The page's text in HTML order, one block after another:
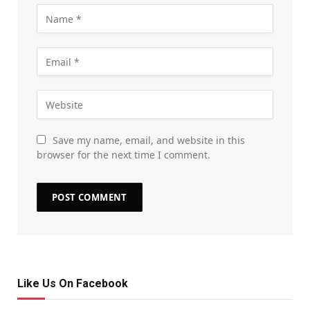
Save my name, email, and website in this
browser for the next time I comment.
Like Us On Facebook